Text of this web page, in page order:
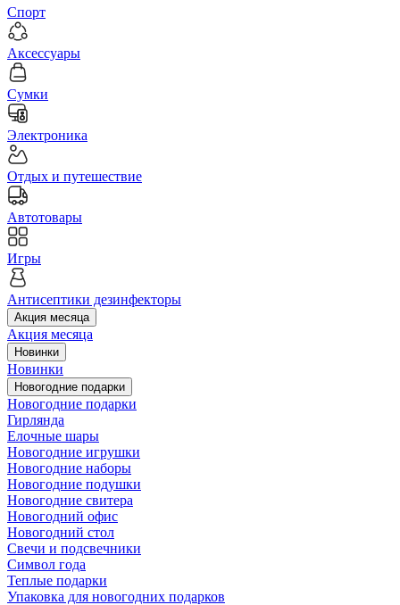
Спорт
Аксессуары
Сумки
Электроника
Отдых и путешествие
Автотовары
Игры
Антисептики дезинфекторы
Акция месяца
Акция месяца
Новинки
Новинки
Новогодние подарки
Новогодние подарки
Гирлянда
Елочные шары
Новогодние игрушки
Новогодние наборы
Новогодние подушки
Новогодние свитера
Новогодний офис
Новогодний стол
Свечи и подсвечники
Символ года
Теплые подарки
Упаковка для новогодних подарков